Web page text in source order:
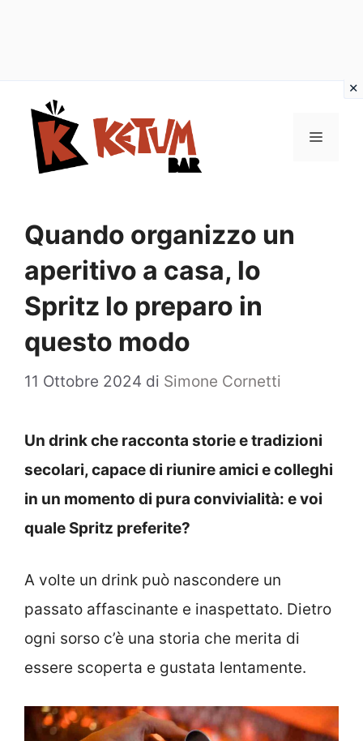
contenuto
Menu
Quando organizzo un
aperitivo a casa, lo
Spritz lo preparo in
questo modo
11 Ottobre 2024 di Simone Cornetti
Un drink che racconta storie e tradizioni
secolari, capace di riunire amici e colleghi
in un momento di pura convivialità: e voi
quale Spritz preferite?
A volte un drink può nascondere un
passato affascinante e inaspettato. Dietro
ogni sorso c’è una storia che merita di
essere scoperta e gustata lentamente.